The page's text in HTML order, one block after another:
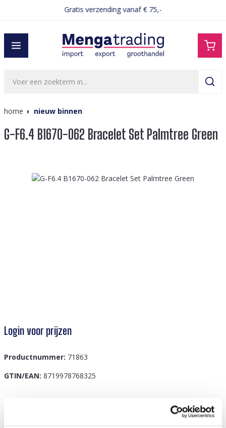
Gratis verzending vanaf € 75,-
home nieuw binnen
G-F6.4 B1670-062 Bracelet Set Palmtree Green
Afbeeldingengalerij overslaan
Login voor prijzen
Productnummer: 71863
GTIN/EAN: 8719978768325